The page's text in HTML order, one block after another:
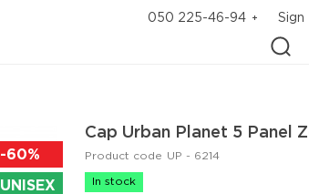
050 225-46-94 Sign
-60%
UNISEX
Cap Urban Planet 5 Panel
Product code UP - 6214
In stock